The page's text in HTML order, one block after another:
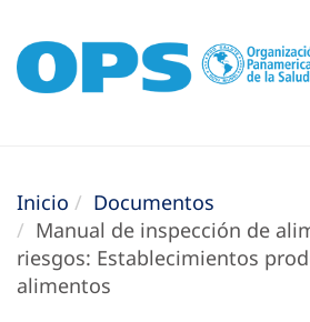
Inicio
Documentos
Manual de inspección de
riesgos: Establecimientos
alimentos